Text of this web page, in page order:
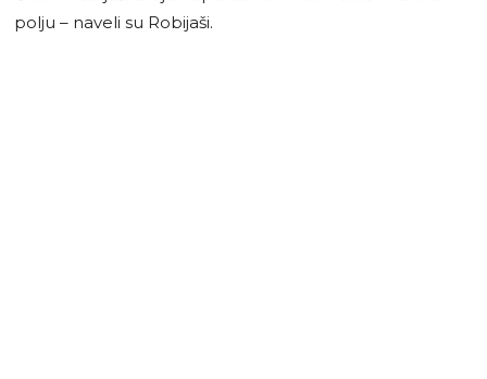
polju – naveli su Robijaši.